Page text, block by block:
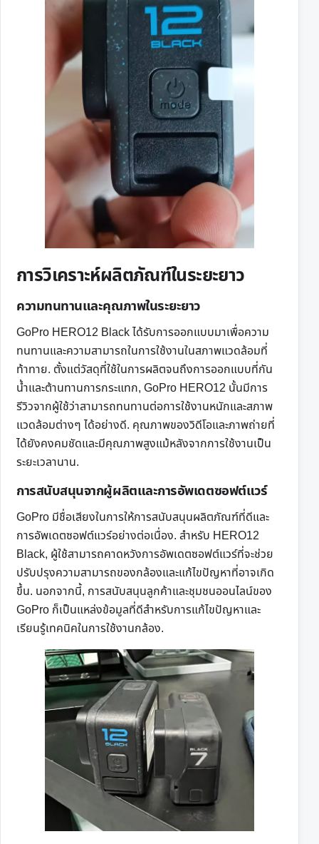
การวิเคราะห์ผลิตภัณฑ์ในระยะยาว
ความทนทานและคุณภาพในระยะยาว
GoPro HERO12 Black ได้รับการออกแบบมาเพื่อความ
ทนทานและความสามารถในการใช้งานในสภาพแวดล้อมที่
ท้าทาย. ตั้งแต่วัสดุที่ใช้ในการผลิตจนถึงการออกแบบที่กัน
น้ำและต้านทานการกระแทก, GoPro HERO12 นั้นมีการ
รีวิวจากผู้ใช้ว่าสามารถทนทานต่อการใช้งานหนักและสภาพ
แวดล้อมต่างๆ ได้อย่างดี. คุณภาพของวิดีโอและภาพถ่ายที่
ได้ยังคงคมชัดและมีคุณภาพสูงแม้หลังจากการใช้งานเป็น
ระยะเวลานาน.
การสนับสนุนจากผู้ผลิตและการอัพเดตซอฟต์แวร์
GoPro มีชื่อเสียงในการให้การสนับสนุนผลิตภัณฑ์ที่ดีและ
การอัพเดตซอฟต์แวร์อย่างต่อเนื่อง. สำหรับ HERO12
Black, ผู้ใช้สามารถคาดหวังการอัพเดตซอฟต์แวร์ที่จะช่วย
ปรับปรุงความสามารถของกล้องและแก้ไขปัญหาที่อาจเกิด
ขึ้น. นอกจากนี้, การสนับสนุนลูกค้าและชุมชนออนไลน์ของ
GoPro ก็เป็นแหล่งข้อมูลที่ดีสำหรับการแก้ไขปัญหาและ
เรียนรู้เทคนิคในการใช้งานกล้อง.